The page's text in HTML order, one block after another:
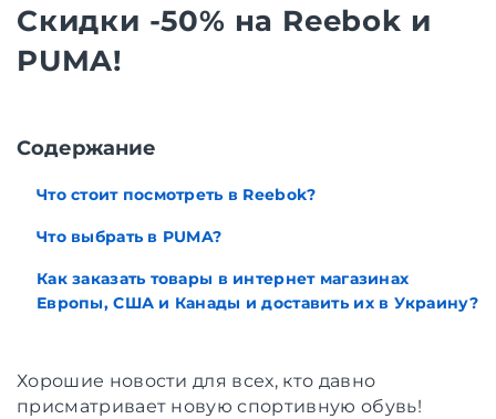
Скидки -50% на Reebok и
PUMA!
Содержание
Что стоит посмотреть в Reebok?
Что выбрать в PUMA?
Как заказать товары в интернет магазинах
Европы, США и Канады и доставить их в Украину?
Хорошие новости для всех, кто давно
присматривает новую спортивную обувь!